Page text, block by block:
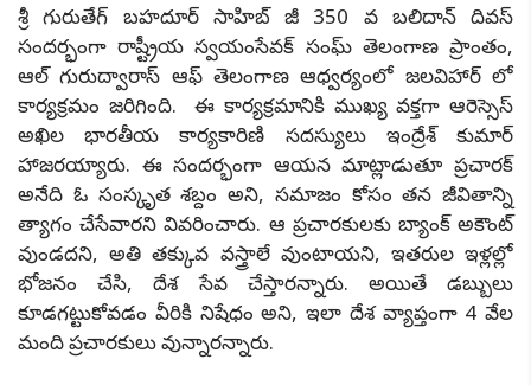
శ్రీ గురుతేగ్ బహదూర్ సాహిబ్ జీ 350 వ బలిదాన్ దివస్
సందర్భంగా రాష్ట్రీయ స్వయంసేవక్ సంఘ్ తెలంగాణ ప్రాంతం,
ఆల్ గురుద్వారాస్ ఆఫ్ తెలంగాణ ఆధ్వర్యంలో జలవిహార్ లో
కార్యక్రమం జరిగింది. ఈ కార్యక్రమానికి ముఖ్య వక్తగా ఆరెస్సెస్
అఖిల భారతీయ కార్యకారిణి సదస్యులు ఇంద్రేశ్ కుమార్
హాజరయ్యారు. ఈ సందర్భంగా ఆయన మాట్లాడుతూ ప్రచారక్
అనేది ఓ సంస్కృత శబ్దం అని, సమాజం కోసం తన జీవితాన్ని
త్యాగం చేసేవారని వివరించారు. ఆ ప్రచారకులకు బ్యాంక్ అకౌంట్
వుండదని, అతి తక్కువ వస్త్రాలే వుంటాయని, ఇతరుల ఇళ్లల్లో
భోజనం చేసి, దేశ సేవ చేస్తారన్నారు. అయితే డబ్బులు
కూడగట్టుకోవడం వీరికి నిషేధం అని, ఇలా దేశ వ్యాప్తంగా 4 వేల
మంది ప్రచారకులు వున్నారన్నారు.